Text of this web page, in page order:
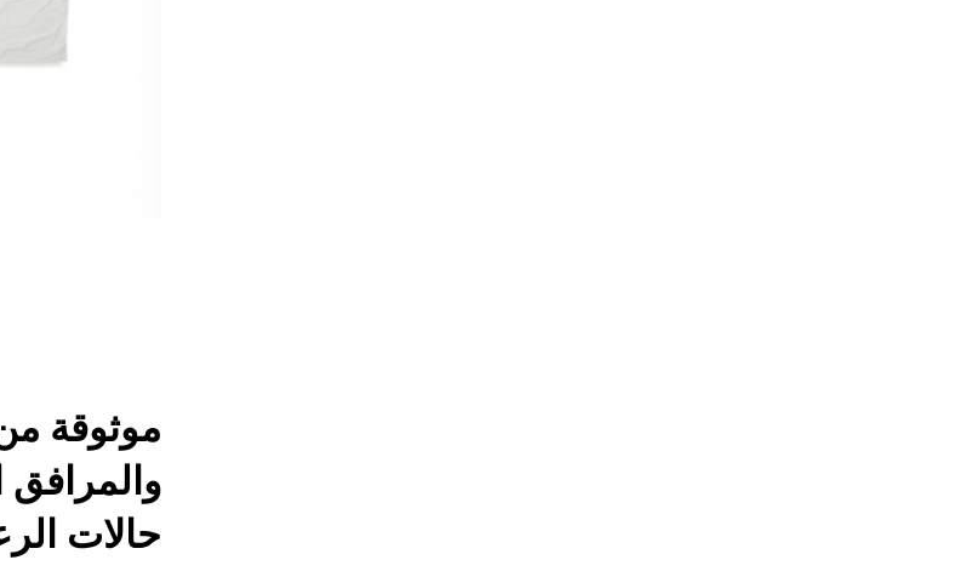
موثوقة
والمرافق
حالات